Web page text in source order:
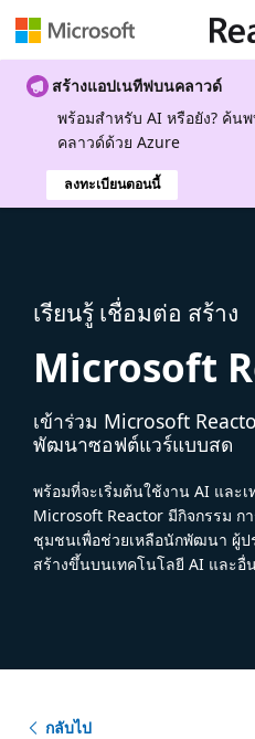
สร้างแอปเนทีฟบนคลาวด์
พร้อมสําหรับ AI หรือยัง? ค้น
คลาวด์ด้วย Azure
ลงทะเบียนตอนนี้
เรียนรู้ เชื่อมต่อ สร้าง
Microsoft
เข้าร่วม Microsoft
พัฒนาซอฟต์แวร์แบบสด
พร้อมที่จะเริ่มต้นใช้งาน AI และ
Microsoft Reactor มีกิจกรรม ก
ชุมชนเพื่อช่วยเหลือนักพัฒนา ผู้ป
สร้างขึ้นบนเทคโนโลยี AI และอื่
กลับไป